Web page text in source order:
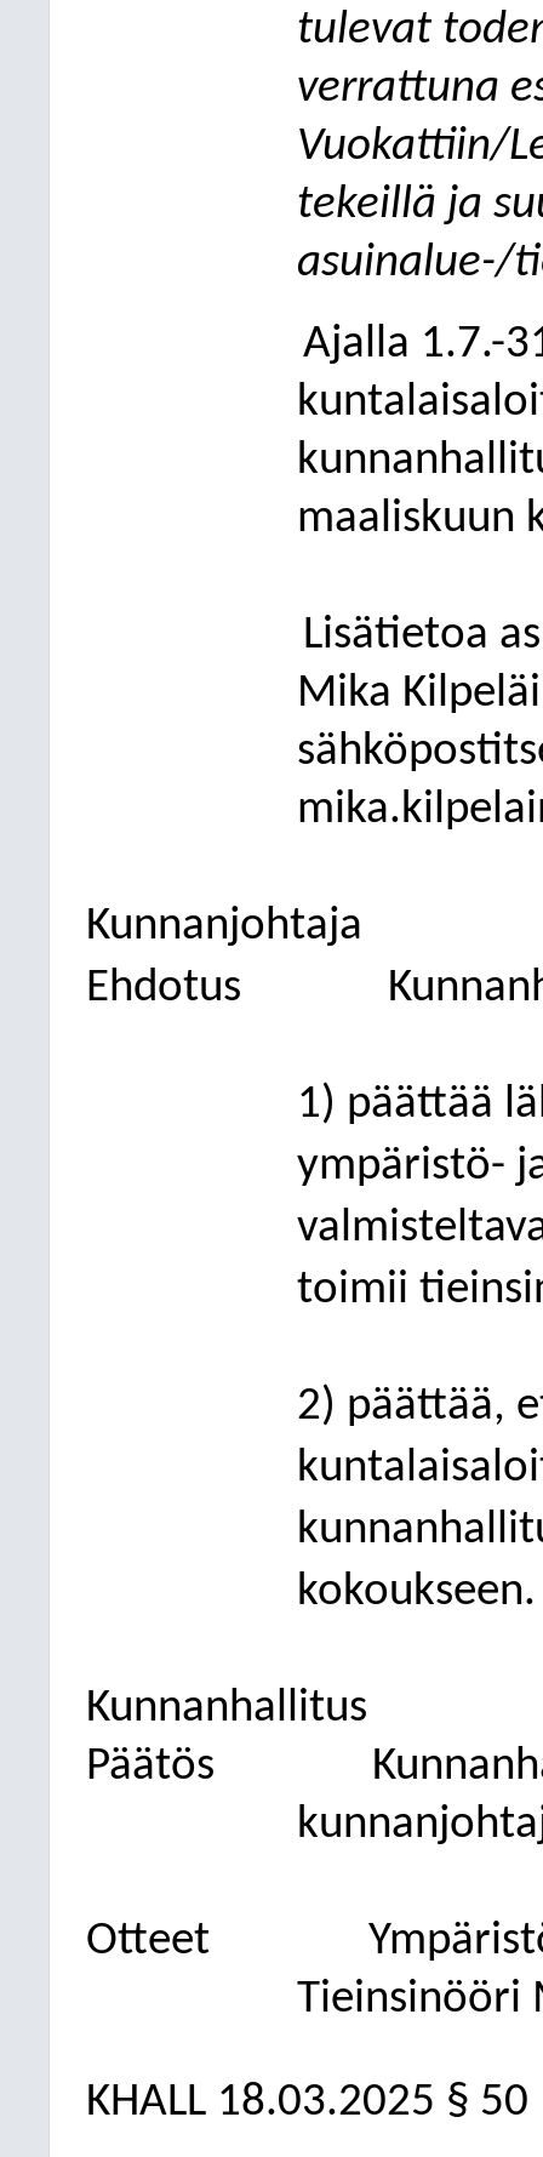
tulevat
verrattuna
Vuokattiin/
tekeillä ja
asuinalue-/
Ajalla 1.7.-
maaliskuun
Lisätietoa
Mika
Kunnanjohtaja
Ehdotus
1) päättää
ympäristö-
toimii
2) päättää,
kokoukseen.
Kunnanhallitus
Päätös
Otteet
Tieinsinööri
KHALL 18.03.2025 § 50